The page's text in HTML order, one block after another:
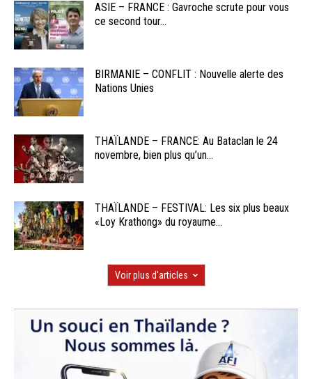
ASIE – FRANCE : Gavroche scrute pour vous
ce second tour...
BIRMANIE – CONFLIT : Nouvelle alerte des
Nations Unies
THAÏLANDE – FRANCE: Au Bataclan le 24
novembre, bien plus qu’un...
THAÏLANDE – FESTIVAL: Les six plus beaux
«Loy Krathong» du royaume...
Voir plus d'articles